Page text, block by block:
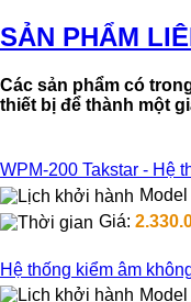
SẢN PHẨM
Các sản phẩm có
thiết bị để thành một
WPM-200 Takstar - Hệ
Giá:
Hệ thống kiểm âm